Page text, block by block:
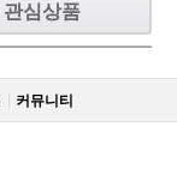
관심상품
커뮤니티